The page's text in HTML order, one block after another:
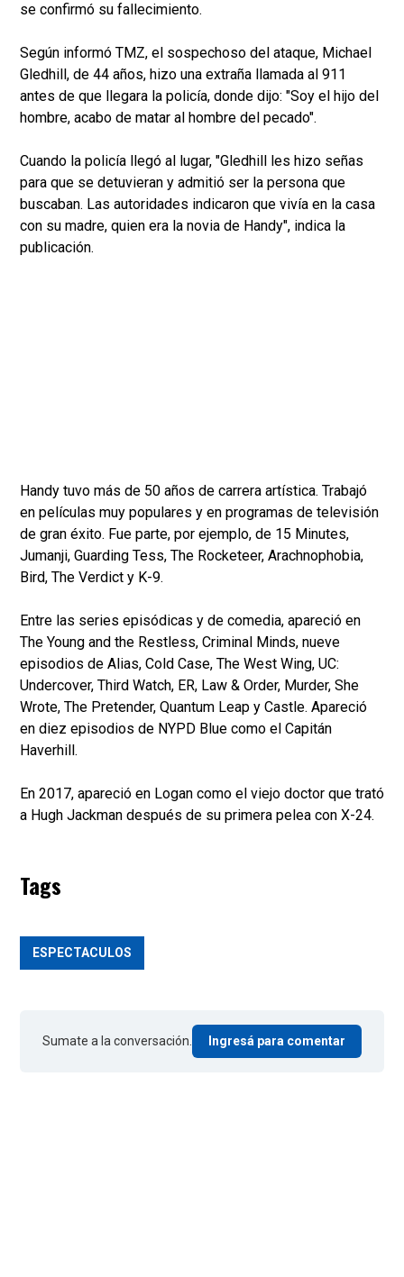
se confirmó su fallecimiento.
Según informó TMZ, el sospechoso del ataque, Michael
Gledhill, de 44 años, hizo una extraña llamada al 911
antes de que llegara la policía, donde dijo: "Soy el hijo del
hombre, acabo de matar al hombre del pecado".
Cuando la policía llegó al lugar, "Gledhill les hizo señas
para que se detuvieran y admitió ser la persona que
buscaban. Las autoridades indicaron que vivía en la casa
con su madre, quien era la novia de Handy", indica la
publicación.
Handy tuvo más de 50 años de carrera artística. Trabajó
en películas muy populares y en programas de televisión
de gran éxito. Fue parte, por ejemplo, de 15 Minutes,
Jumanji, Guarding Tess, The Rocketeer, Arachnophobia,
Bird, The Verdict y K-9.
Entre las series episódicas y de comedia, apareció en
The Young and the Restless, Criminal Minds, nueve
episodios de Alias, Cold Case, The West Wing, UC:
Undercover, Third Watch, ER, Law & Order, Murder, She
Wrote, The Pretender, Quantum Leap y Castle. Apareció
en diez episodios de NYPD Blue como el Capitán
Haverhill.
En 2017, apareció en Logan como el viejo doctor que trató
a Hugh Jackman después de su primera pelea con X-24.
Tags
ESPECTACULOS
Sumate a la conversación. Ingresá para comentar